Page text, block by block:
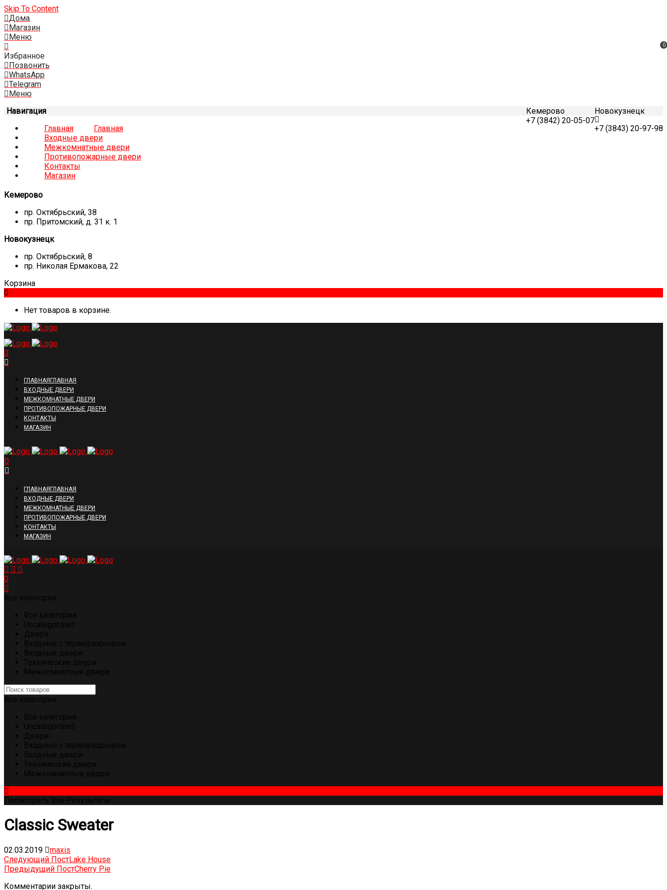
Skip To Content
Дома
Магазин
Меню
0
Избранное
Позвонить
WhatsApp
Telegram
Меню
Новокузнецк
+7 (3843) 20-97-98
Кемерово
+7 (3842) 20-05-07
Навигация
Главная
Главная
Входные двери
Межкомнатные двери
Противопожарные двери
Контакты
Магазин
Кемерово
пр. Октябрьский, 38
пр. Притомский, д. 31 к. 1
Новокузнецк
пр. Октябрьский, 8
пр. Николая Ермакова, 22
Корзина
0
Нет товаров в корзине.
0
ГЛАВНАЯ ГЛАВНАЯ
ВХОДНЫЕ ДВЕРИ
МЕЖКОМНАТНЫЕ ДВЕРИ
ПРОТИВОПОЖАРНЫЕ ДВЕРИ
КОНТАКТЫ
МАГАЗИН
0
ГЛАВНАЯ ГЛАВНАЯ
ВХОДНЫЕ ДВЕРИ
МЕЖКОМНАТНЫЕ ДВЕРИ
ПРОТИВОПОЖАРНЫЕ ДВЕРИ
КОНТАКТЫ
МАГАЗИН
0
Classic Sweater
02.03.2019
maxis
Следующий ПостLake House
Предыдущий ПостCherry Pie
Комментарии закрыты.